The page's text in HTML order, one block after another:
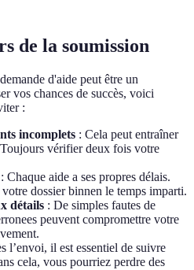
de la soumission
d'aide peut être un
vos chances de succès, voici
:
incomplets : Cela peut entraîner
vérifier deux fois votre
: Chaque aide a ses propres délais.
dossier binnen le temps imparti.
détails : De simples fautes de
peuvent compromettre votre
l’envoi, il est essentiel de suivre
cela, vous pourriez perdre des